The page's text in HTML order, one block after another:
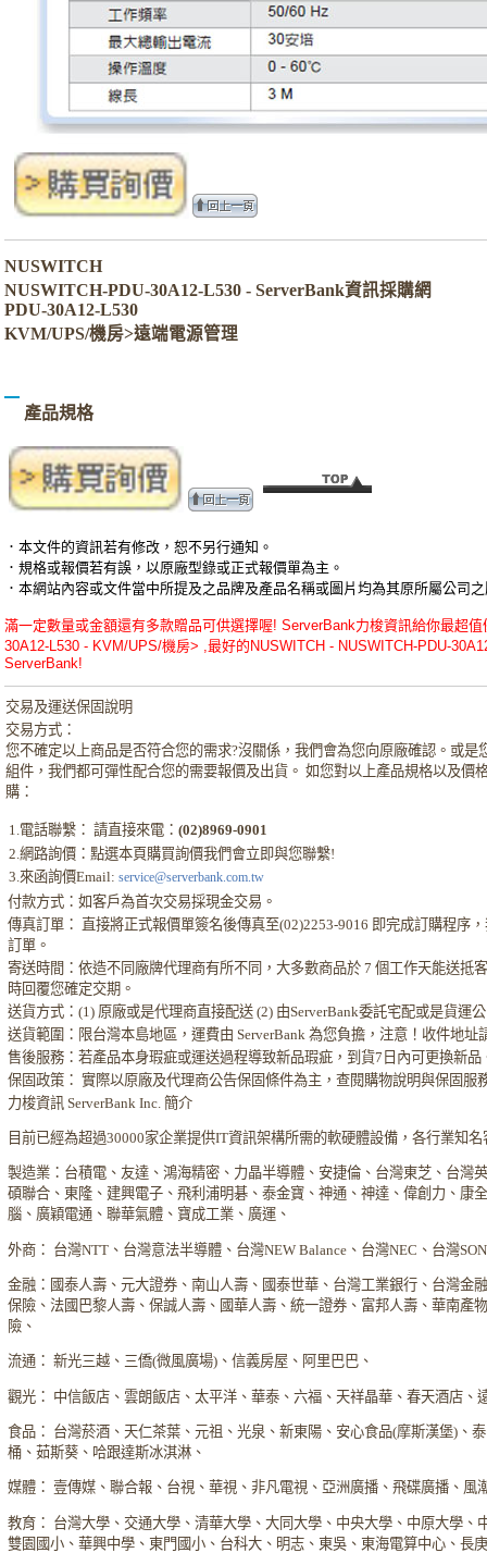
NUSWITCH
NUSWITCH-PDU-30A12-L530 - ServerBank資訊採購網
PDU-30A12-L530
KVM/UPS/機房>遠端電源管理
產品規格
．本文件的資訊若有修改，恕不另行通知。
．規格或報價若有誤，以原廠型錄或正式報價單為主。
．本網站內容或文件當中所提及之品牌及產品名稱或圖片均為其原所屬公司
滿一定數量或金額還有多款贈品可供選擇喔! ServerBank力梭資訊給你最超
30A12-L530 - KVM/UPS/機房> ,最好的NUSWITCH - NUSWITCH-PDU-
ServerBank!
交易及運送保固說明
交易方式：
您不確定以上商品是否符合您的需求?沒關係，我們會為您向原廠確認。或是
組件，我們都可彈性配合您的需要報價及出貨。 如您對以上產品規格以及價
購：
1.電話聯繫： 請直接來電：(02)8969-0901
2.網路詢價：點選本頁購買詢價我們會立即與您聯繫!
3.來函詢價Email: service@serverbank.com.tw
付款方式：如客戶為首次交易採現金交易。
傳真訂單： 直接將正式報價單簽名後傳真至(02)2253-9016 即完成訂購程序
訂單。
寄送時間：依造不同廠牌代理商有所不同，大多數商品於 7 個工作天能送抵
時回覆您確定交期。
送貨方式：(1) 原廠或是代理商直接配送 (2) 由ServerBank委託宅配或是貨運
送貨範圍：限台灣本島地區，運費由 ServerBank 為您負擔，注意！收件地址
售後服務：若產品本身瑕疵或運送過程導致新品瑕疵，到貨7日內可更換新品
保固政策： 實際以原廠及代理商公告保固條件為主，查閱購物說明與保固服
力梭資訊 ServerBank Inc. 簡介
目前已經為超過30000家企業提供IT資訊架構所需的軟硬體設備，各行業知名
製造業：台積電、友達、鴻海精密、力晶半導體、安捷倫、台灣東芝、台灣
碩聯合、東隆、建興電子、飛利浦明碁、泰金寶、神通、神達、偉創力、康
腦、廣穎電通、聯華氣體、寶成工業、廣運、
外商： 台灣NTT、台灣意法半導體、台灣NEW Balance、台灣NEC、台灣
金融：國泰人壽、元大證券、南山人壽、國泰世華、台灣工業銀行、台灣金
保險、法國巴黎人壽、保誠人壽、國華人壽、統一證券、富邦人壽、華南產
險、
流通： 新光三越、三僑(微風廣場)、信義房屋、阿里巴巴、
觀光： 中信飯店、雲朗飯店、太平洋、華泰、六福、天祥晶華、春天酒店、
食品： 台灣菸酒、天仁茶葉、元祖、光泉、新東陽、安心食品(摩斯漢堡)、
桶、茹斯葵、哈跟達斯冰淇淋、
媒體： 壹傳媒、聯合報、台視、華視、非凡電視、亞洲廣播、飛碟廣播、風
教育： 台灣大學、交通大學、清華大學、大同大學、中央大學、中原大學、
雙園國小、華興中學、東門國小、台科大、明志、東吳、東海電算中心、長